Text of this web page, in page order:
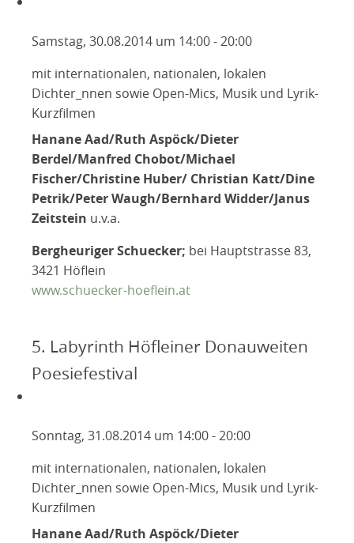
Samstag, 30.08.2014 um 14:00 - 20:00
mit internationalen, nationalen, lokalen
Dichter_nnen sowie Open-Mics, Musik und Lyrik-
Kurzfilmen
Hanane Aad/Ruth Aspöck/Dieter
Berdel/Manfred Chobot/Michael
Fischer/Christine Huber/ Christian Katt/Dine
Petrik/Peter Waugh/Bernhard Widder/Janus
Zeitstein u.v.a.
Bergheuriger Schuecker; bei Hauptstrasse 83,
3421 Höflein
www.schuecker-hoeflein.at
5. Labyrinth Höfleiner Donauweiten
Poesiefestival
Sonntag, 31.08.2014 um 14:00 - 20:00
mit internationalen, nationalen, lokalen
Dichter_nnen sowie Open-Mics, Musik und Lyrik-
Kurzfilmen
Hanane Aad/Ruth Aspöck/Dieter